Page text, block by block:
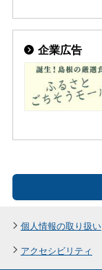
企業広告
個人情報の取り扱い
アクセシビリティ